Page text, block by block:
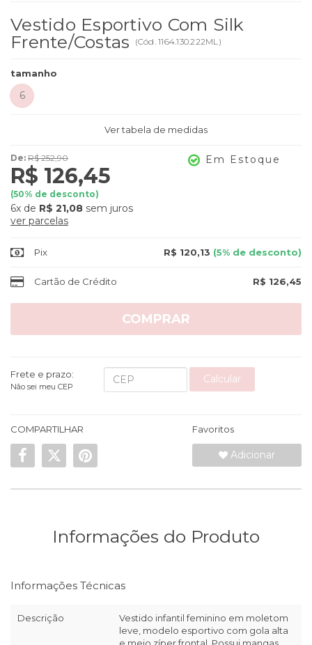
Vestido Esportivo Com Silk
Frente/costas
(Cód. 1164.130.222ML )
tamanho
6
Ver tabela de medidas
De: R$ 252,90
R$ 126,45
(50% de desconto)
6x de R$ 21,08 sem juros
ver parcelas
Em Estoque
Pix R$ 120,13 (5% de desconto)
Cartão de Crédito R$ 126,45
COMPRAR
Frete e prazo:
Não sei meu CEP
Calcular
COMPARTILHAR Favoritos
Adicionar
Informações do Produto
Informações Técnicas
Descrição
Vestido infantil feminino em moletom
leve, modelo esportivo com gola alta